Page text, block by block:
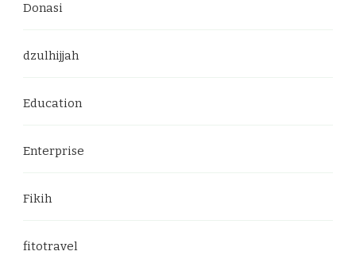
Donasi
dzulhijjah
Education
Enterprise
Fikih
fitotravel